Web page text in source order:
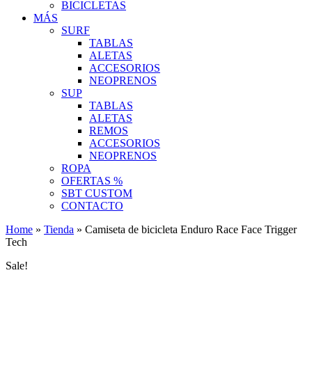
BICICLETAS
MÁS
SURF
TABLAS
ALETAS
ACCESORIOS
NEOPRENOS
SUP
TABLAS
ALETAS
REMOS
ACCESORIOS
NEOPRENOS
ROPA
OFERTAS %
SBT CUSTOM
CONTACTO
Home » Tienda » Camiseta de bicicleta Enduro Race Face Trigger
Tech
Sale!